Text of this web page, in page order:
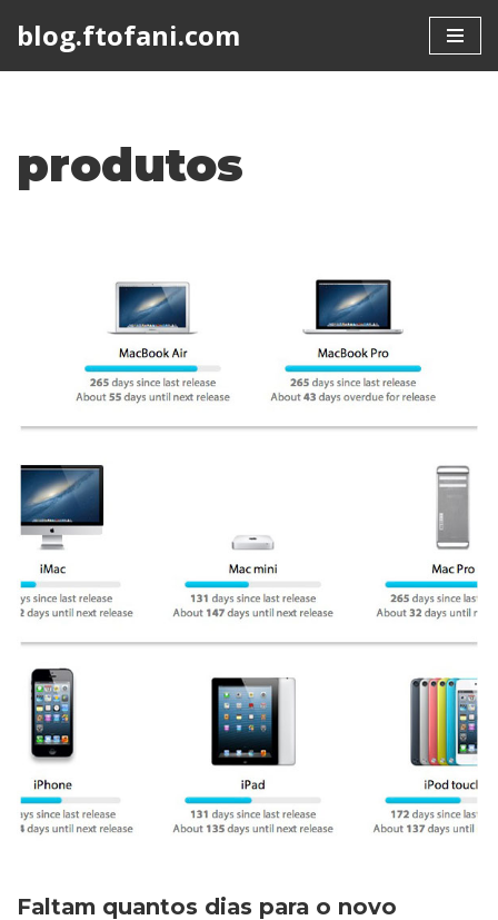
blog.ftofani.com
produtos
Faltam quantos dias para o novo